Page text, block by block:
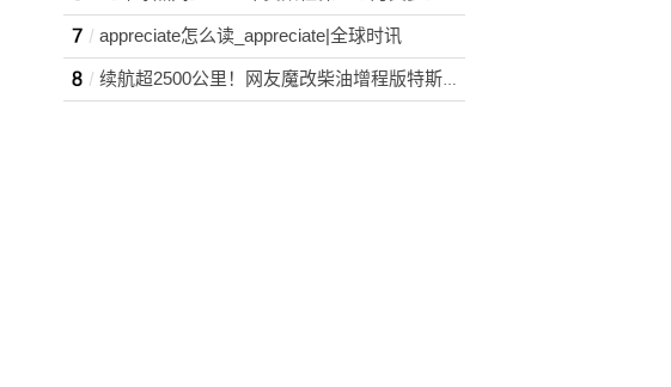
appreciate怎么读_appreciate|全球时讯
续航超2500公里！网友魔改柴油增程版特斯拉Model S|世界热文